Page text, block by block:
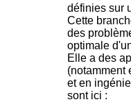
définies sur
Cette
des
optimale
Elle a des
(notamment
et en
sont ici :